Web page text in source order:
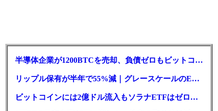
半導体企業が1200BTCを売却、負債ゼロもビットコイン戦略は後退
リップル保有が半年で55%減｜グレースケールのETF、純資産1.6億ドル減
ビットコインには2億ドル流入もソラナETFはゼロ｜5営業日連続で停止